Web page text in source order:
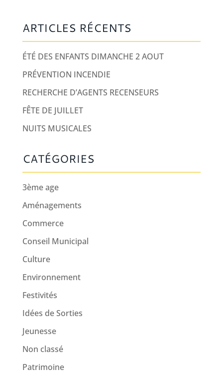
ARTICLES RÉCENTS
ÉTÉ DES ENFANTS DIMANCHE 2 AOUT
PRÉVENTION INCENDIE
RECHERCHE D’AGENTS RECENSEURS
FÊTE DE JUILLET
NUITS MUSICALES
CATÉGORIES
3ème age
Aménagements
Commerce
Conseil Municipal
Culture
Environnement
Festivités
Idées de Sorties
Jeunesse
Non classé
Patrimoine